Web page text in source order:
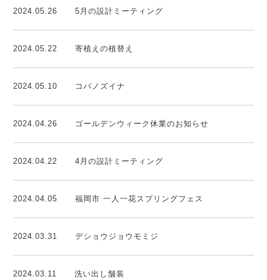
2024.05.26 5月の設計ミーティング
2024.05.22 寄植えの植替え
2024.05.10 コバノズイナ
2024.04.26 ゴールデンウィーク休業のお知らせ
2024.04.22 4月の設計ミーティング
2024.04.05 福岡市 一人一花スプリングフェス
2024.03.31 デショウジョウモミジ
2024.03.11 洗い出し舗装